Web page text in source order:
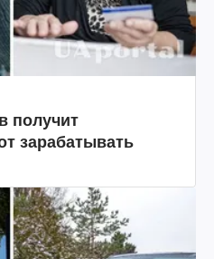
получит
зарабатывать